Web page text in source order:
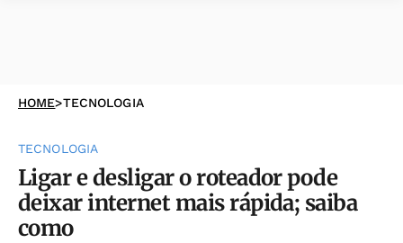
HOME>TECNOLOGIA
TECNOLOGIA
Ligar e desligar o roteador pode
deixar internet mais rápida; saiba
como